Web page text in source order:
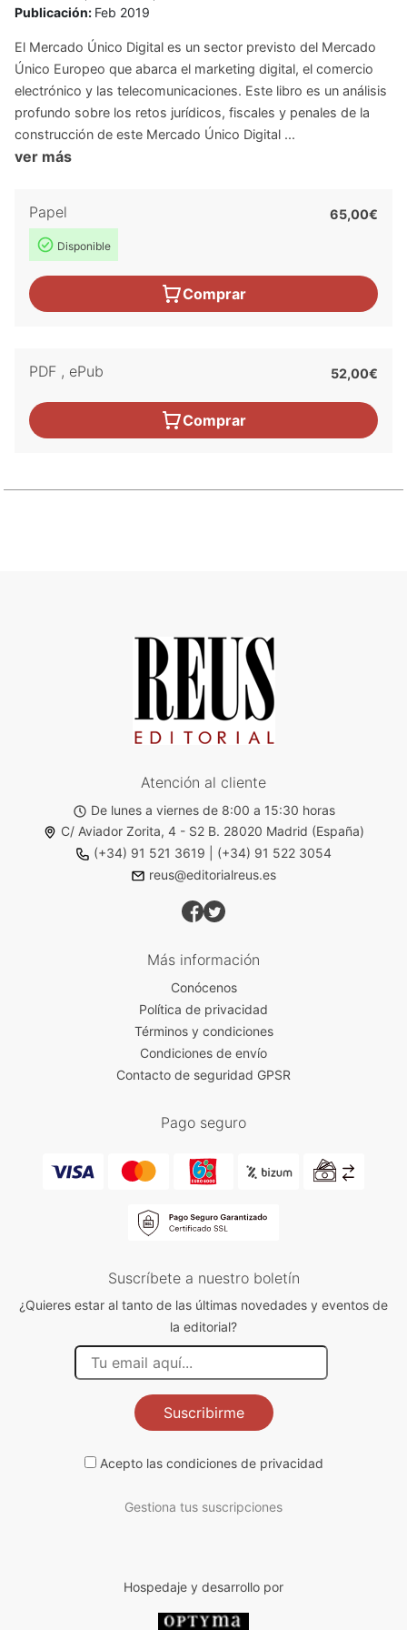
Publicación: Feb 2019
El Mercado Único Digital es un sector previsto del Mercado
Único Europeo que abarca el marketing digital, el comercio
electrónico y las telecomunicaciones. Este libro es un análisis
profundo sobre los retos jurídicos, fiscales y penales de la
construcción de este Mercado Único Digital ...
ver más
Papel
Disponible
65,00€
Comprar
PDF , ePub 52,00€
Comprar
Atención al cliente
De lunes a viernes de 8:00 a 15:30 horas
C/ Aviador Zorita, 4 - S2 B. 28020 Madrid (España)
(+34) 91 521 3619
(+34) 91 522 3054
reus@editorialreus.es
Más información
Conócenos
Política de privacidad
Términos y condiciones
Condiciones de envío
Contacto de seguridad GPSR
Pago seguro
Suscríbete a nuestro boletín
¿Quieres estar al tanto de las últimas novedades y eventos de
la editorial?
Suscribirme
Acepto las condiciones de privacidad
Gestiona tus suscripciones
Hospedaje y desarrollo por